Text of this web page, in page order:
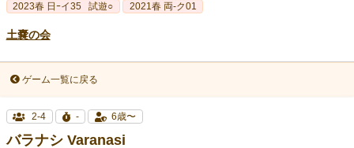
2023春 日ｰイ35 試遊○ 2021春 両-ク01
土嚢の会
ゲーム一覧に戻る
2-4 - 6歳〜
バラナシ Varanasi